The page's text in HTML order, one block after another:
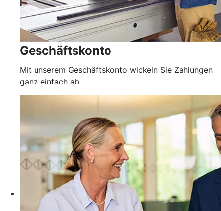
Geschäftskonto
Mit unserem Geschäftskonto wickeln Sie Zahlungen
ganz einfach ab.